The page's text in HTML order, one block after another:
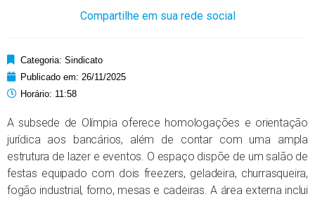
Compartilhe em sua rede social
Categoria: Sindicato
Publicado em: 26/11/2025
Horário: 11:58
A subsede de Olímpia oferece homologações e orientação
jurídica aos bancários, além de contar com uma ampla
estrutura de lazer e eventos. O espaço dispõe de um salão de
festas equipado com dois freezers, geladeira, churrasqueira,
fogão industrial, forno, mesas e cadeiras. A área externa inclui